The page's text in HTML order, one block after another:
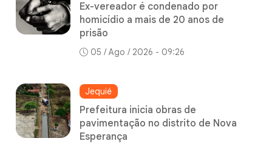
Ex-vereador é condenado por
homicídio a mais de 20 anos de
prisão
05 / Ago / 2026 - 09:26
Jequié
Prefeitura inicia obras de
pavimentação no distrito de Nova
Esperança